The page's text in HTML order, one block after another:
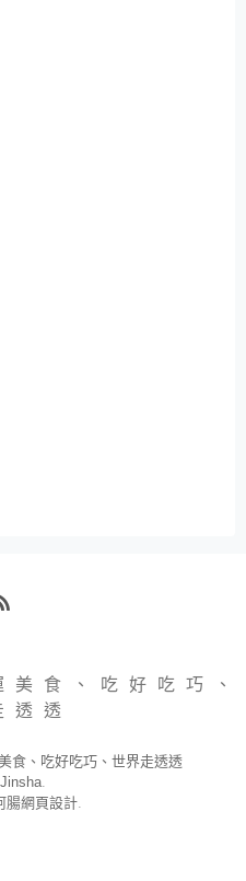
美食、吃好吃巧、
透透
食、吃好吃巧、世界走透透
Jinsha.
腸網頁設計.